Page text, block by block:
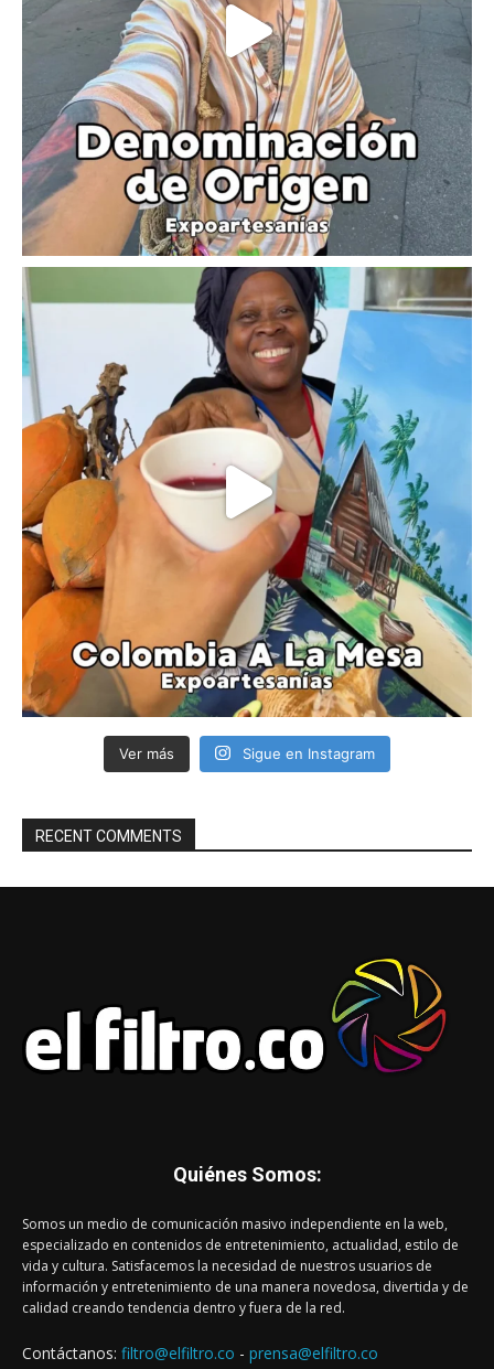
Ver más Sigue en Instagram
RECENT COMMENTS
Quiénes Somos:
Somos un medio de comunicación masivo independiente en la web,
especializado en contenidos de entretenimiento, actualidad, estilo de
vida y cultura. Satisfacemos la necesidad de nuestros usuarios de
información y entretenimiento de una manera novedosa, divertida y de
calidad creando tendencia dentro y fuera de la red.
Contáctanos: filtro@elfiltro.co - prensa@elfiltro.co